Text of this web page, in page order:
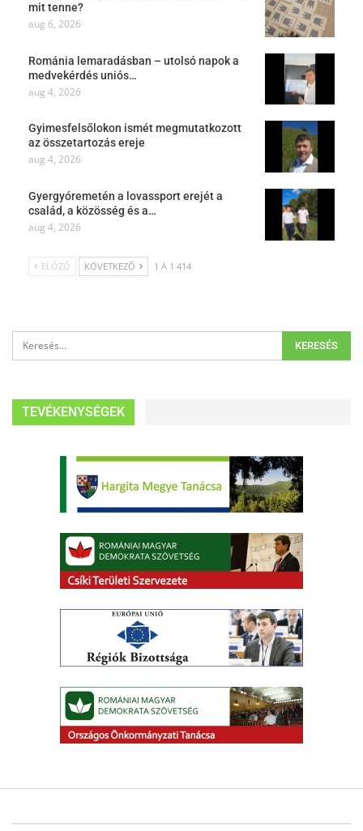
mit tenne?
aug 6, 2026
Románia lemaradásban – utolsó napok a
medvekérdés uniós…
aug 4, 2026
Gyimesfelsőlokon ismét megmutatkozott
az összetartozás ereje
aug 4, 2026
Gyergyóremetén a lovassport erejét a
család, a közösség és a…
aug 4, 2026
ELŐZŐ KÖVETKEZŐ 1 A 1 414
TEVÉKENYSÉGEK